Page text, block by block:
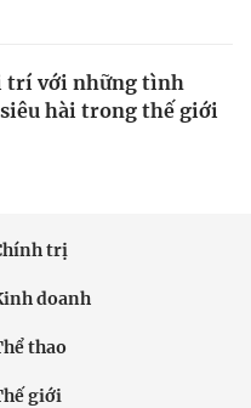
trí với những tình
hài trong thế giới
trị
doanh
thao
giới